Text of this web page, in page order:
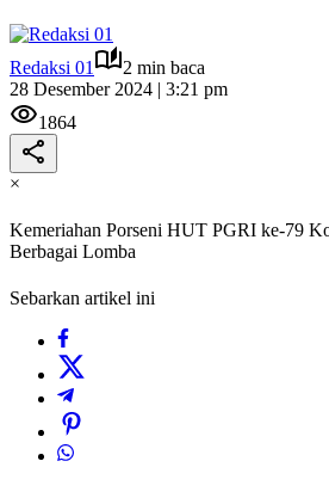
Redaksi 01
2 min baca
28 Desember 2024 | 3:21 pm
1864
×
Kemeriahan Porseni HUT PGRI ke-79
Berbagai Lomba
Sebarkan artikel ini